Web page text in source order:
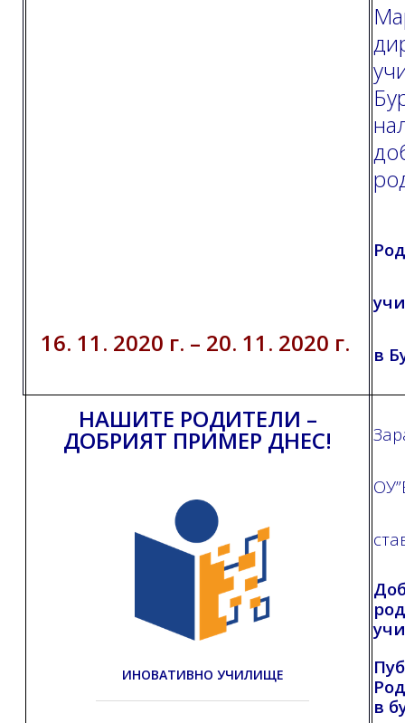
16. 11. 2020 г. – 20. 11. 2020 г.
НАШИТЕ РОДИТЕЛИ –
ДОБРИЯТ ПРИМЕР ДНЕС!
в
в
ИНОВАТИВНО УЧИЛИЩЕ